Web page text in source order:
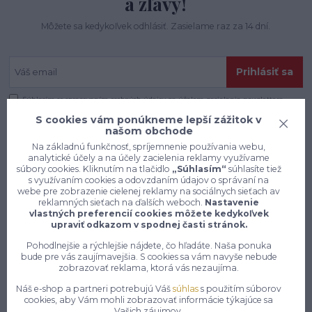
Môžete sa kedykoľvek odhlásiť. Zasielame raz za 14 dní.
Prihlásiť sa
Súhlasím sospracovaním osobných údajovza účelom zasielania newslettera.
Konečne e-shop, kde nemusíte
S cookies vám ponúkneme lepší zážitok v
našom obchode
Na základnú funkčnosť, spríjemnenie používania webu,
analytické účely a na účely zacielenia reklamy využívame
súbory cookies. Kliknutím na tlačidlo „Súhlasím“ súhlasíte tiež
s využívaním cookies a odovzdaním údajov o správaní na
webe pre zobrazenie cielenej reklamy na sociálnych sieťach av
reklamných sieťach na ďalších weboch. Nastavenie
vlastných preferencií cookies môžete kedykoľvek
upraviť odkazom v spodnej časti stránok.
Pohodlnejšie a rýchlejšie nájdete, čo hľadáte. Naša ponuka
bude pre vás zaujímavejšia. S cookies sa vám navyše nebude
zobrazovať reklama, ktorá vás nezaujíma.
Náš e-shop a partneri potrebujú Vášsúhlas s použitím súborov
cookies, aby Vám mohli zobrazovať informácie týkajúce sa